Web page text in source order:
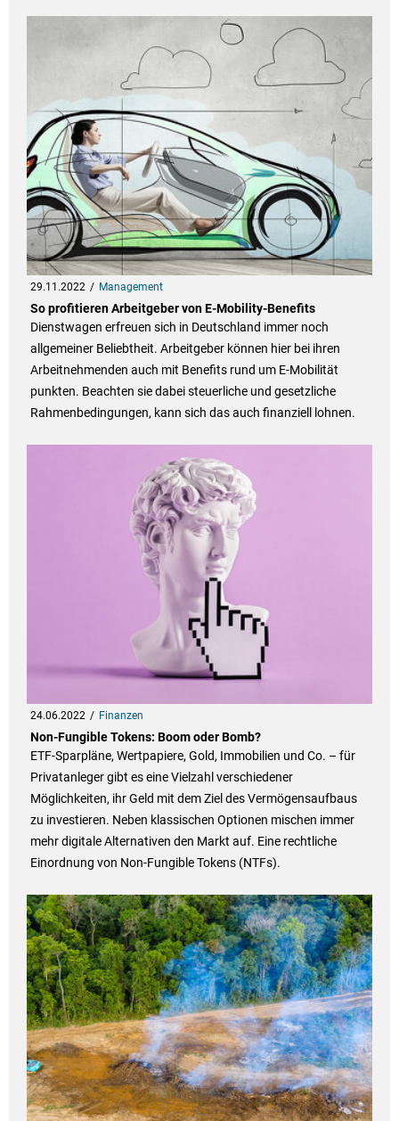
29.11.2022 Management
So profitieren Arbeitgeber von E-Mobility-Benefits
Dienstwagen erfreuen sich in Deutschland immer noch
allgemeiner Beliebtheit. Arbeitgeber können hier bei ihren
Arbeitnehmenden auch mit Benefits rund um E-Mobilität
punkten. Beachten sie dabei steuerliche und gesetzliche
Rahmenbedingungen, kann sich das auch finanziell lohnen.
24.06.2022 Finanzen
Non-Fungible Tokens: Boom oder Bomb?
ETF-Sparpläne, Wertpapiere, Gold, Immobilien und Co. – für
Privatanleger gibt es eine Vielzahl verschiedener
Möglichkeiten, ihr Geld mit dem Ziel des Vermögensaufbaus
zu investieren. Neben klassischen Optionen mischen immer
mehr digitale Alternativen den Markt auf. Eine rechtliche
Einordnung von Non-Fungible Tokens (NTFs).